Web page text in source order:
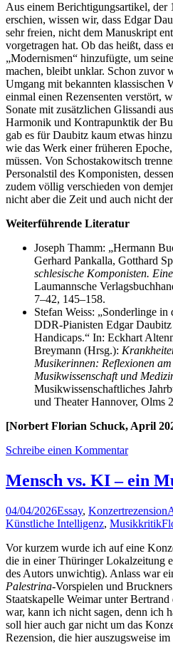
Aus einem Berichtigungsartikel, der
erschien, wissen wir, dass Edgar
sehr freien, nicht dem Manuskript
vorgetragen hat. Ob das heißt, dass
„Modernismen“ hinzufügte, um
machen, bleibt unklar. Schon zuvor
Umgang mit bekannten klassischen
einmal einen Rezensenten verstört,
Sonate mit zusätzlichen Glissandi
Harmonik und Kontrapunktik der
gab es für Daubitz kaum etwas
wie das Werk einer früheren
müssen. Von Schostakowitsch
Personalstil des Komponisten,
zudem völlig verschieden von
nicht aber die Zeit und auch nicht
Weiterführende Literatur
Joseph Thamm: „Hermann
Gerhard Pankalla, Gotthard
schlesische Komponisten.
Laumannsche
7–42, 145–158.
Stefan Weiss: „Sonderlinge
DDR-Pianisten Edgar
Handicaps.“ In: Eckhart
Breymann (Hrsg.):
Musikerinnen: Reflexionen
Musikwissenschaft und
Musikwissenschaftliches
und Theater Hannover, Olms
[Norbert Florian Schuck, April
Schreibe einen Kommentar
Mensch vs. KI – ein
04/04/2026Essay, Konzertrezension
Künstliche Intelligenz, Musikkritik
Vor kurzem wurde ich auf eine
die in einer Thüringer Lokalzeitung
des Autors unwichtig). Anlass war
Palestrina-Vorspielen und
Staatskapelle Weimar unter
war, kann ich nicht sagen, denn ich
soll hier auch gar nicht um das
Rezension, die hier auszugsweise